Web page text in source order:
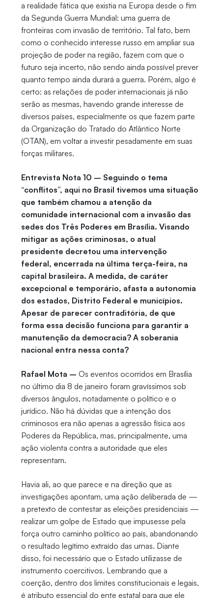
a realidade fática que existia na Europa desde o fim
da Segunda Guerra Mundial: uma guerra de
fronteiras com invasão de território. Tal fato, bem
como o conhecido interesse russo em ampliar sua
projeção de poder na região, fazem com que o
futuro seja incerto, não sendo ainda possível prever
quanto tempo ainda durará a guerra. Porém, algo é
certo: as relações de poder internacionais já não
serão as mesmas, havendo grande interesse de
diversos países, especialmente os que fazem parte
da Organização do Tratado do Atlântico Norte
(OTAN), em voltar a investir pesadamente em suas
forças militares.
Entrevista Nota 10 – Seguindo o tema
“conflitos”, aqui no Brasil tivemos uma situação
que também chamou a atenção da
comunidade internacional com a invasão das
sedes dos Três Poderes em Brasília. Visando
mitigar as ações criminosas, o atual
presidente decretou uma intervenção
federal, encerrada na última terça-feira, na
capital brasileira. A medida, de caráter
excepcional e temporário, afasta a autonomia
dos estados, Distrito Federal e municípios.
Apesar de parecer contraditória, de que
forma essa decisão funciona para garantir a
manutenção da democracia? A soberania
nacional entra nessa conta?
Rafael Mota – Os eventos ocorridos em Brasília
no último dia 8 de janeiro foram gravíssimos sob
diversos ângulos, notadamente o político e o
jurídico. Não há dúvidas que a intenção dos
criminosos era não apenas a agressão física aos
Poderes da República, mas, principalmente, uma
ação violenta contra a autoridade que eles
representam.
Havia ali, ao que parece e na direção que as
investigações apontam, uma ação deliberada de —
a pretexto de contestar as eleições presidenciais —
realizar um golpe de Estado que impusesse pela
força outro caminho político ao país, abandonando
o resultado legítimo extraído das urnas. Diante
disso, foi necessário que o Estado utilizasse de
instrumento coercitivos. Lembrando que a
coerção, dentro dos limites constitucionais e legais,
é atributo essencial do ente estatal para que ele